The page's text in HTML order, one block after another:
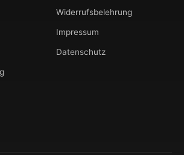
Widerrufsbelehrung
Impressum
Datenschutz